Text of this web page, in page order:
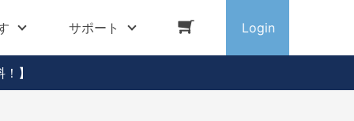
サポート Login
】